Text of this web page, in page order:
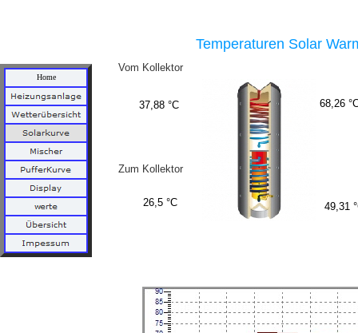
Temperaturen Solar
Vom Kollektor
Zum Kollektor
Home